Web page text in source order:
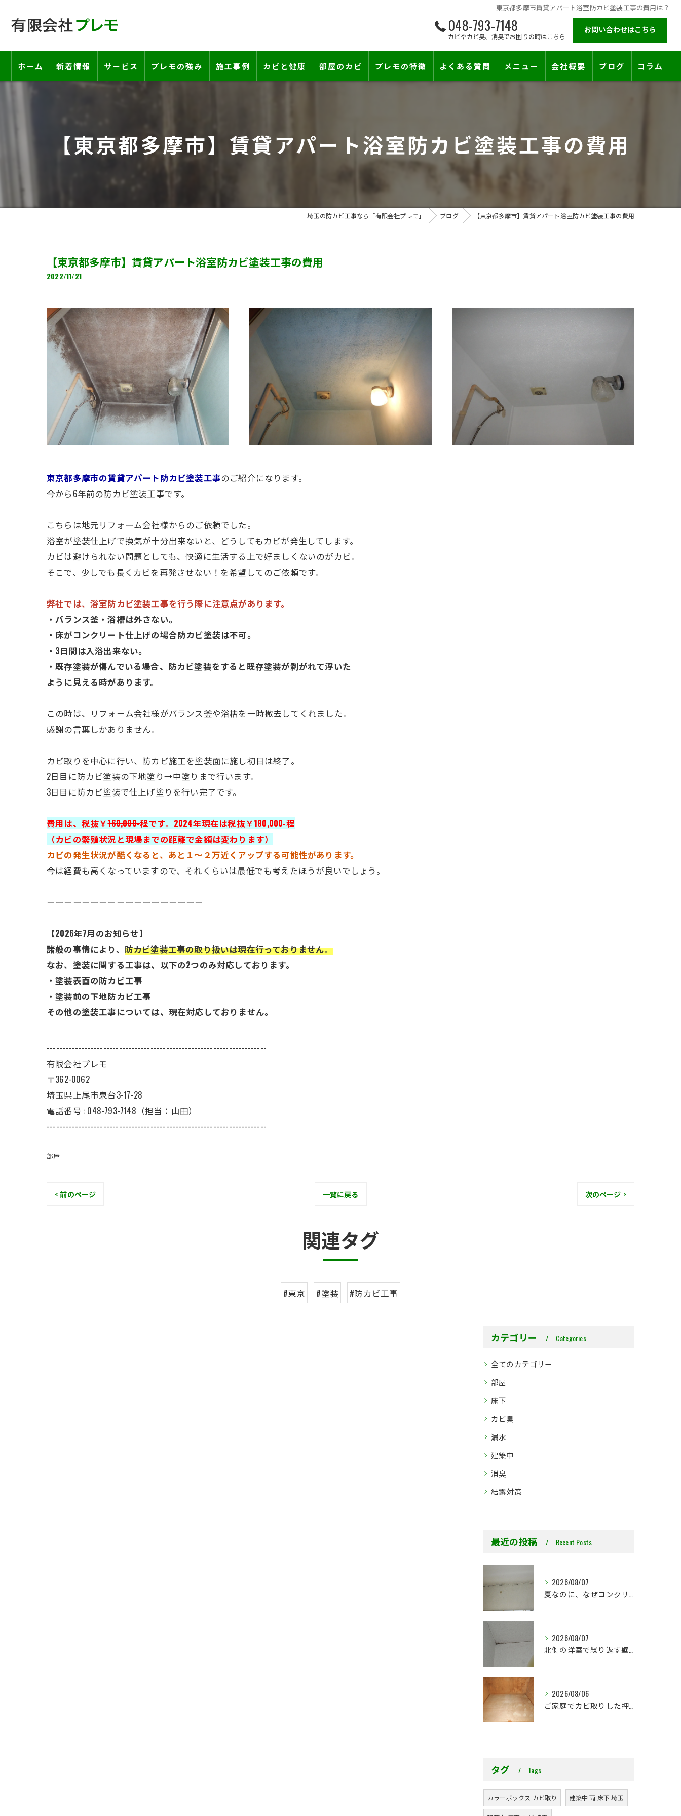
東京都多摩市賃貸アパート浴室防カビ塗装工事の費用は？
048-793-7148
カビやカビ臭、消臭でお困りの時はこちら
お問い合わせはこちら
ホーム 新着情報 サービス プレモの強み 施工事例 カビと健康 部屋のカビ
壁紙カビ・壁紙下地のカビ
『またか…』の天井結露クレームに終止符を。賃貸オーナー様が最後に頼る専門工事
押入れ・収納・クローゼットのカビ
プレモの特徴
漏水事故のカビ
部屋の除菌消臭
よくある質問 メニュー 会社概要 ブログ コラム
【東京都多摩市】賃貸アパート浴室防カビ塗装工事の費用
埼玉の防カビ工事なら「有限会社プレモ」 ブログ 【東京都多摩市】賃貸アパート浴室防カビ塗装工事の費用
【東京都多摩市】賃貸アパート浴室防カビ塗装工事の費用
2022/11/21
東京都多摩市の賃貸アパート防カビ塗装工事のご紹介になります。
今から6年前の防カビ塗装工事です。
こちらは地元リフォーム会社様からのご依頼でした。
浴室が塗装仕上げで換気が十分出来ないと、どうしてもカビが発生してします。
カビは避けられない問題としても、快適に生活する上で好ましくないのがカビ。
そこで、少しでも長くカビを再発させない！を希望してのご依頼です。
弊社では、浴室防カビ塗装工事を行う際に注意点があります。
・バランス釜・浴槽は外さない。
・床がコンクリート仕上げの場合防カビ塗装は不可。
・3日間は入浴出来ない。
・既存塗装が傷んでいる場合、防カビ塗装をすると既存塗装が剥がれて浮いた
ように見える時があります。
この時は、リフォーム会社様がバランス釜や浴槽を一時撤去してくれました。
感謝の言葉しかありません。
カビ取りを中心に行い、防カビ施工を塗装面に施し初日は終了。
2日目に防カビ塗装の下地塗り→中塗りまで行います。
3日目に防カビ塗装で仕上げ塗りを行い完了です。
費用は、税抜￥160,000-程です。2024年現在は税抜￥180,000-程
（カビの繁殖状況と現場までの距離で金額は変わります）
カビの発生状況が酷くなると、あと１～２万近くアップする可能性があります。
今は経費も高くなっていますので、それくらいは最低でも考えたほうが良いでしょう。
ーーーーーーーーーーーーーーーーーー
【2026年7月のお知らせ】
諸般の事情により、 防カビ塗装工事の取り扱いは現在行っておりません。
なお、塗装に関する工事は、以下の2つのみ対応しております。
・塗装表面の防カビ工事
・塗装前の下地防カビ工事
その他の塗装工事については、現在対応しておりません。
----------------------------------------------------------------------
有限会社プレモ
〒362-0062
埼玉県上尾市泉台3-17-28
電話番号 : 048-793-7148（担当：山田）
----------------------------------------------------------------------
部屋
< 前のページ 一覧に戻る 次のページ >
関連タグ
#東京 #塗装 #防カビ工事
カテゴリー Categories
全てのカテゴリー
部屋
床下
カビ臭
漏水
建築中
消臭
結露対策
最近の投稿 Recent Posts
2026/08/07
夏なのに、なぜコンクリート直張り壁紙のカビ相談が増えるのでしょうか？
2026/08/07
北側の洋室で繰り返す壁紙カビ｜コンクリート下地なら結露対策も選択肢です
2026/08/06
ご家庭でカビ取りした押入れ、そのままにしていませんか？
タグ Tags
カラーボックス カビ取り 建築中 雨 床下 埼玉